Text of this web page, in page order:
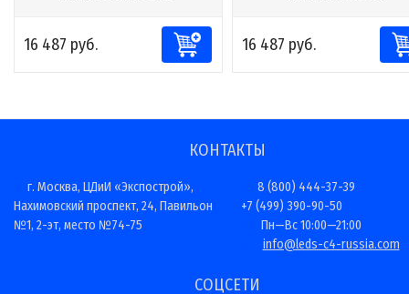
16 487 руб. 16 487 руб.
КОНТАКТЫ
г. Москва, ЦДиИ «Экспострой»,
Нахимовский проспект, 24, Павильон
№1, 2-эт, место №74-75
8 (800) 444-37-39
+7 (499) 390-90-50
Пн—Вс 10:00—21:00
info@leds-c4-russia.com
СОЦСЕТИ